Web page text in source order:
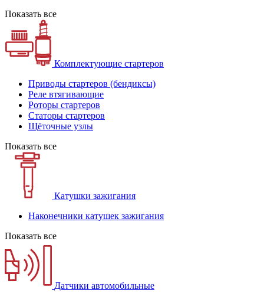
Показать все
Комплектующие стартеров
Приводы стартеров (бендиксы)
Реле втягивающие
Роторы стартеров
Статоры стартеров
Щёточные узлы
Показать все
Катушки зажигания
Наконечники катушек зажигания
Показать все
Датчики автомобильные